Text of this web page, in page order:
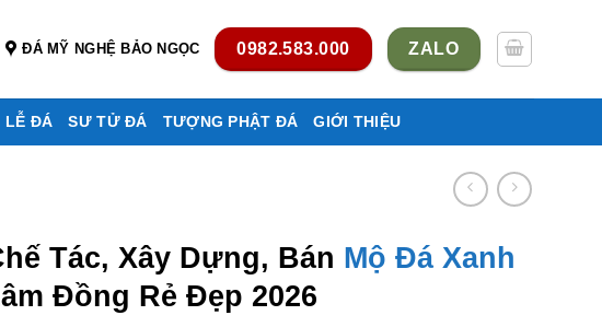
ĐÁ MỸ NGHỆ BẢO NGỌC 0982.583.000 ZALO
LỄ ĐÁ SƯ TỬ ĐÁ TƯỢNG PHẬT ĐÁ GIỚI THIỆU
Tác, Xây Dựng, Bán Mộ Đá Xanh
Đồng Rẻ Đẹp 2026